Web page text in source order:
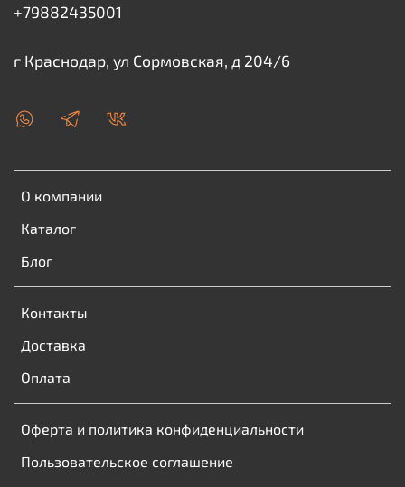
О компании
Каталог
Блог
Контакты
Доставка
Оплата
Оферта и политика конфиденциальности
Пользовательское соглашение
+79882435001
г Краснодар, ул Сормовская, д 204/6